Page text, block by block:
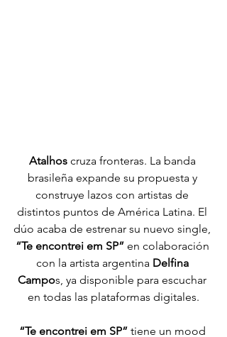
Atalhos cruza fronteras. La banda
brasileña expande su propuesta y
construye lazos con artistas de
distintos puntos de América Latina. El
dúo acaba de estrenar su nuevo single,
“Te encontrei em SP” en colaboración
con la artista argentina Delfina
Campos, ya disponible para escuchar
en todas las plataformas digitales.
“Te encontrei em SP” tiene un mood